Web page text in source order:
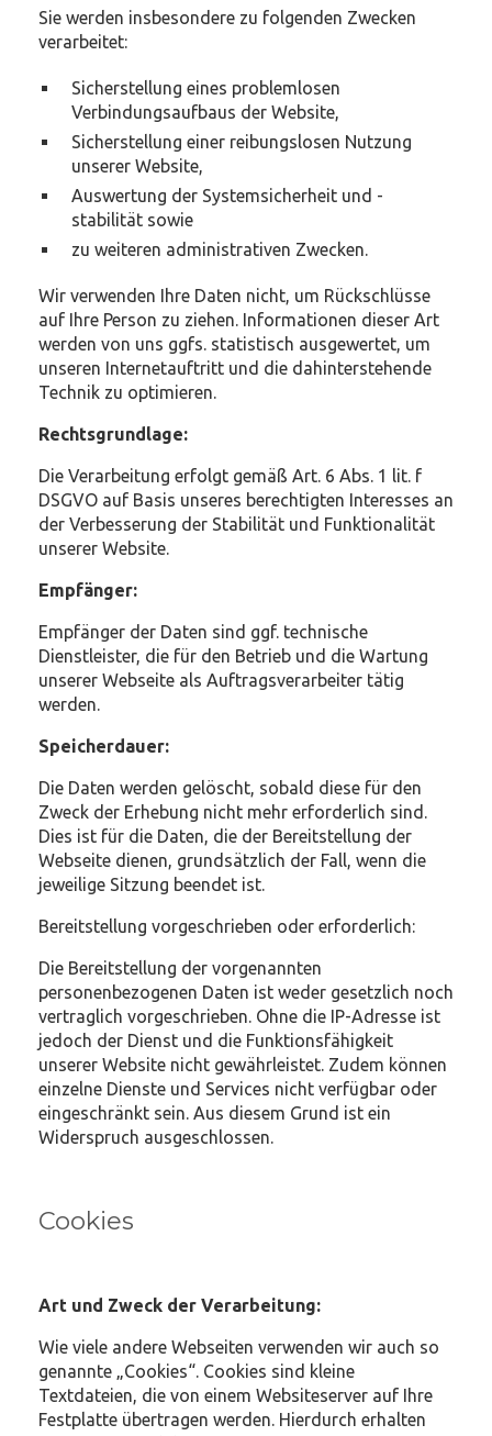
Sie werden insbesondere zu folgenden Zwecken
verarbeitet:
Sicherstellung eines problemlosen
Verbindungsaufbaus der Website,
Sicherstellung einer reibungslosen Nutzung
unserer Website,
Auswertung der Systemsicherheit und -
stabilität sowie
zu weiteren administrativen Zwecken.
Wir verwenden Ihre Daten nicht, um Rückschlüsse
auf Ihre Person zu ziehen. Informationen dieser Art
werden von uns ggfs. statistisch ausgewertet, um
unseren Internetauftritt und die dahinterstehende
Technik zu optimieren.
Rechtsgrundlage:
Die Verarbeitung erfolgt gemäß Art. 6 Abs. 1 lit. f
DSGVO auf Basis unseres berechtigten Interesses an
der Verbesserung der Stabilität und Funktionalität
unserer Website.
Empfänger:
Empfänger der Daten sind ggf. technische
Dienstleister, die für den Betrieb und die Wartung
unserer Webseite als Auftragsverarbeiter tätig
werden.
Speicherdauer:
Die Daten werden gelöscht, sobald diese für den
Zweck der Erhebung nicht mehr erforderlich sind.
Dies ist für die Daten, die der Bereitstellung der
Webseite dienen, grundsätzlich der Fall, wenn die
jeweilige Sitzung beendet ist.
Bereitstellung vorgeschrieben oder erforderlich:
Die Bereitstellung der vorgenannten
personenbezogenen Daten ist weder gesetzlich noch
vertraglich vorgeschrieben. Ohne die IP-Adresse ist
jedoch der Dienst und die Funktionsfähigkeit
unserer Website nicht gewährleistet. Zudem können
einzelne Dienste und Services nicht verfügbar oder
eingeschränkt sein. Aus diesem Grund ist ein
Widerspruch ausgeschlossen.
Cookies
Art und Zweck der Verarbeitung:
Wie viele andere Webseiten verwenden wir auch so
genannte „Cookies“. Cookies sind kleine
Textdateien, die von einem Websiteserver auf Ihre
Festplatte übertragen werden. Hierdurch erhalten